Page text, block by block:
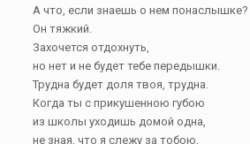
А что, если знаешь о нем понаслышке?
Он тяжкий.
Захочется отдохнуть,
но нет и не будет тебе передышки.
Трудна будет доля твоя, трудна.
Когда ты с прикушенною губою
из школы уходишь домой одна,
не зная, что я слежу за тобою,